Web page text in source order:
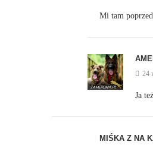
Mi tam
24
Ja
MIŚKA Z NA